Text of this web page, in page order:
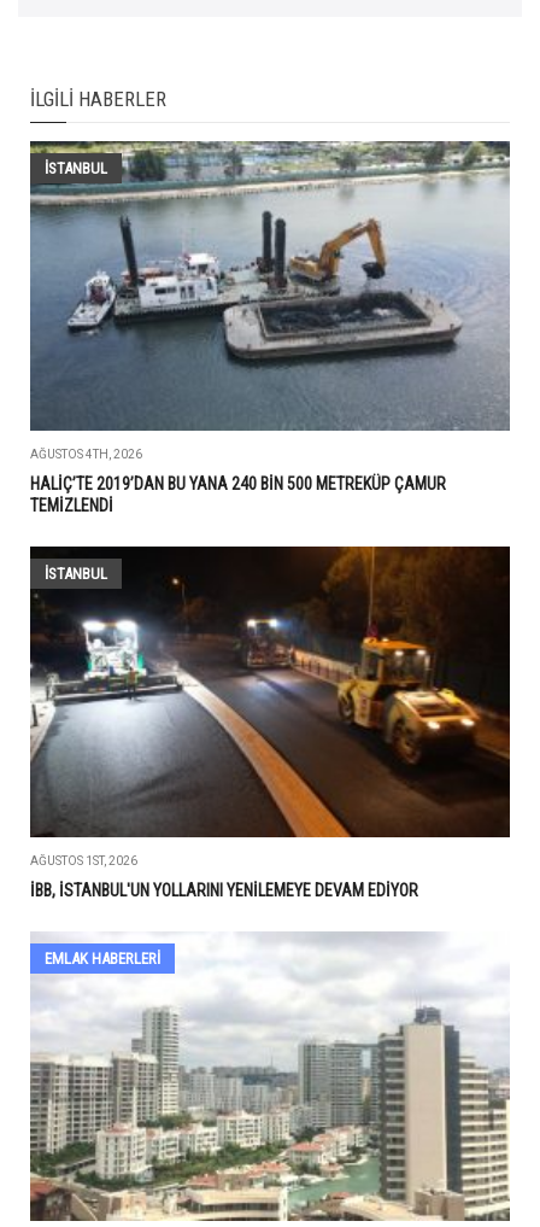
İLGILI HABERLER
İSTANBUL
AĞUSTOS 4TH, 2026
HALİÇ’TE 2019’DAN BU YANA 240 BİN 500 METREKÜP ÇAMUR
TEMİZLENDİ
İSTANBUL
AĞUSTOS 1ST, 2026
İBB, İSTANBUL'UN YOLLARINI YENİLEMEYE DEVAM EDİYOR
EMLAK HABERLERI